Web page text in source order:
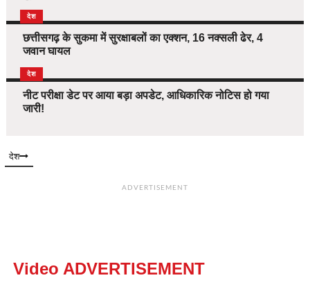
देश
छत्तीसगढ़ के सुकमा में सुरक्षाबलों का एक्शन, 16 नक्सली ढेर, 4
जवान घायल
देश
नीट परीक्षा डेट पर आया बड़ा अपडेट, आधिकारिक नोटिस हो गया
जारी!
देश
ADVERTISEMENT
Video ADVERTISEMENT